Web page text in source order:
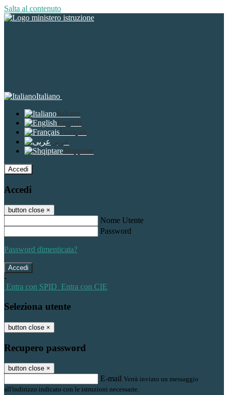
Salta al contenuto
Italiano
Italiano
English
Français
عربى
Shqiptare
Accedi
Accedi
button close ×
Nome Utente
Password
Password dimenticata?
-
Entra con SPID Entra con CIE
Seleziona utente
button close ×
Recupero password
button close ×
E-mail Verrà inviato un messaggio
all'indirizzo indicato con le istruzioni necessarie.